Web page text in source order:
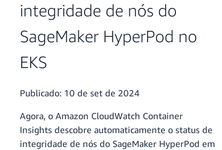
integridade de nós do
SageMaker HyperPod no
EKS
Publicado: 10 de set de 2024
Agora, o Amazon CloudWatch Container
Insights descobre automaticamente o status de
integridade de nós do SageMaker HyperPod em